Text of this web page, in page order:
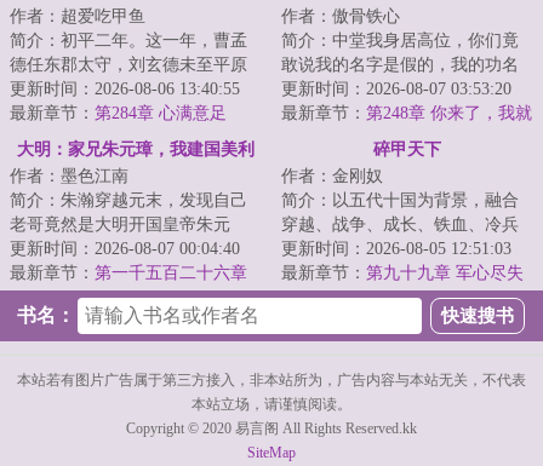
作者：超爱吃甲鱼
简介：初平二年。这一年，曹孟
德任东郡太守，刘玄德未至平原
县，孙仲谋犹在江都。此间乱世
群雄逐鹿，却无...
更新时间：2026-08-06 13:40:55
最新章节： 第284章 心满意足
作者：傲骨铁心
简介：中堂我身居高位，你们竟
敢说我的名字是假的，我的功名
是假的，我为官这么多年的经历
是假的，我为大...
更新时间：2026-08-07 03:53:20
最新章节： 第248章 你来了，我就
大明：家兄朱元璋，我建国美利
作者：墨色江南
简介：朱瀚穿越元末，发现自己
老哥竟然是大明开国皇帝朱元
璋，开局一个碗，创造大明朝的
天命主角！不过貌...
更新时间：2026-08-07 00:04:40
最新章节： 第一千五百二十六章
一天炼上万斤精铁
碎甲天下
作者：金刚奴
简介：以五代十国为背景，融合
穿越、战争、成长、铁血、冷兵
器美学与帝王征途。乱世初启，
王朝支离破碎，...
更新时间：2026-08-05 12:51:03
最新章节： 第九十九章 军心尽失
书名：
本站若有图片广告属于第三方接入，非本站所为，广告内容与本站无关，不代表
本站立场，请谨慎阅读。
Copyright © 2020 易言阁 All Rights Reserved.kk
SiteMap